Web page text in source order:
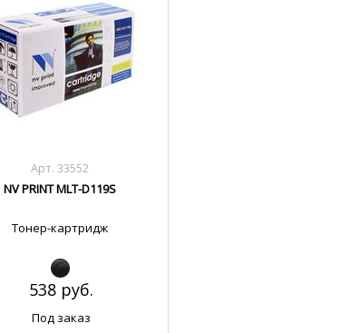
Арт. 33552
NV PRINT MLT-D119S
Тонер-картридж
538 руб.
Под заказ